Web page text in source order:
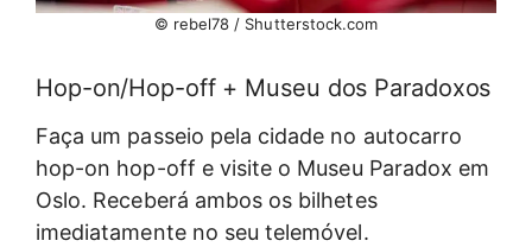
© rebel78 / Shutterstock.com
Hop-on/Hop-off + Museu dos Paradoxos
Faça um passeio pela cidade no autocarro
hop-on hop-off e visite o Museu Paradox em
Oslo. Receberá ambos os bilhetes
imediatamente no seu telemóvel.